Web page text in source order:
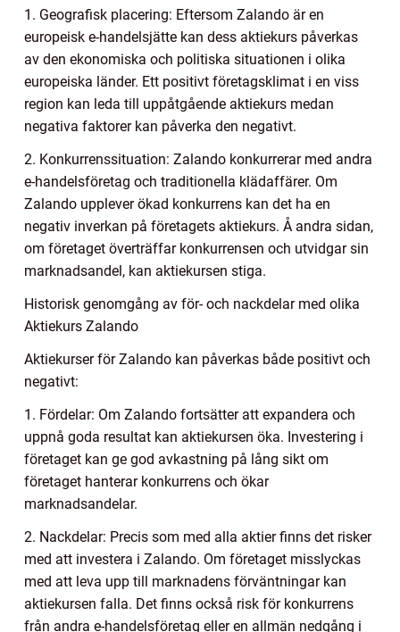
1. Geografisk placering: Eftersom Zalando är en
europeisk e-handelsjätte kan dess aktiekurs påverkas
av den ekonomiska och politiska situationen i olika
europeiska länder. Ett positivt företagsklimat i en viss
region kan leda till uppåtgående aktiekurs medan
negativa faktorer kan påverka den negativt.
2. Konkurrenssituation: Zalando konkurrerar med andra
e-handelsföretag och traditionella klädaffärer. Om
Zalando upplever ökad konkurrens kan det ha en
negativ inverkan på företagets aktiekurs. Å andra sidan,
om företaget överträffar konkurrensen och utvidgar sin
marknadsandel, kan aktiekursen stiga.
Historisk genomgång av för- och nackdelar med olika
Aktiekurs Zalando
Aktiekurser för Zalando kan påverkas både positivt och
negativt:
1. Fördelar: Om Zalando fortsätter att expandera och
uppnå goda resultat kan aktiekursen öka. Investering i
företaget kan ge god avkastning på lång sikt om
företaget hanterar konkurrens och ökar
marknadsandelar.
2. Nackdelar: Precis som med alla aktier finns det risker
med att investera i Zalando. Om företaget misslyckas
med att leva upp till marknadens förväntningar kan
aktiekursen falla. Det finns också risk för konkurrens
från andra e-handelsföretag eller en allmän nedgång i